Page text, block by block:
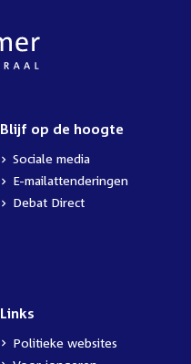
Blijf op de hoogte
Sociale media
E-mailattenderingen
Debat Direct
Links
Politieke websites